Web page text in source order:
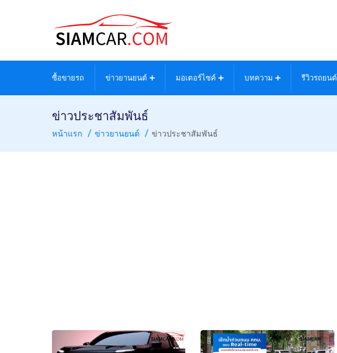
ซื้อขายรถ ข่าวยานยนต์ มอเตอร์ไซค์ บทความ รีวิวรถยนต์
ข่าวประชาสัมพันธ์
หน้าแรก ข่าวยานยนต์ ข่าวประชาสัมพันธ์